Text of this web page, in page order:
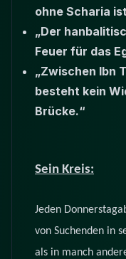
ohne Scharia
„Der
Feuer für das
„Zwischen Ibn
besteht kein
Brücke.“
Sein Kreis:
Jeden
von Suchenden in
als in manch